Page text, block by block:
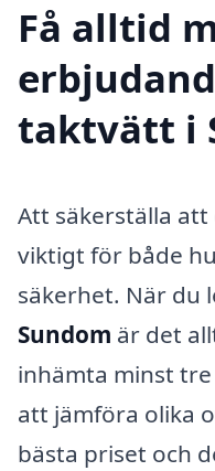
Få alltid
taktvätt i
Att säkerställa
viktigt för både
säkerhet. När du
Sundom är det
inhämta minst
att jämföra olika
bästa priset och